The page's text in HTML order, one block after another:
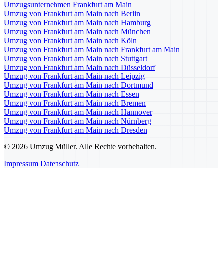
Umzugsunternehmen Frankfurt am Main
Umzug von Frankfurt am Main nach Berlin
Umzug von Frankfurt am Main nach Hamburg
Umzug von Frankfurt am Main nach München
Umzug von Frankfurt am Main nach Köln
Umzug von Frankfurt am Main nach Frankfurt am Main
Umzug von Frankfurt am Main nach Stuttgart
Umzug von Frankfurt am Main nach Düsseldorf
Umzug von Frankfurt am Main nach Leipzig
Umzug von Frankfurt am Main nach Dortmund
Umzug von Frankfurt am Main nach Essen
Umzug von Frankfurt am Main nach Bremen
Umzug von Frankfurt am Main nach Hannover
Umzug von Frankfurt am Main nach Nürnberg
Umzug von Frankfurt am Main nach Dresden
© 2026 Umzug Müller. Alle Rechte vorbehalten.
Impressum Datenschutz